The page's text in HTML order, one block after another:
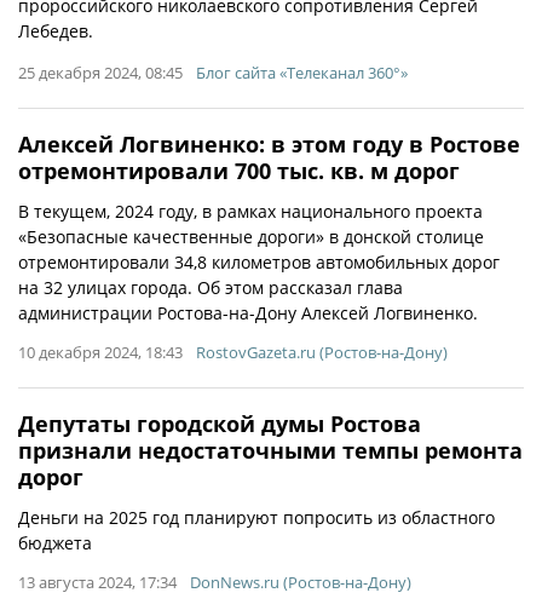
пророссийского николаевского сопротивления Сергей
Лебедев.
25 декабря 2024, 08:45 Блог сайта «Телеканал 360°»
Алексей Логвиненко: в этом году в Ростове
отремонтировали 700 тыс. кв. м дорог
В текущем, 2024 году, в рамках национального проекта
«Безопасные качественные дороги» в донской столице
отремонтировали 34,8 километров автомобильных дорог
на 32 улицах города. Об этом рассказал глава
администрации Ростова-на-Дону Алексей Логвиненко.
10 декабря 2024, 18:43 RostovGazeta.ru (Ростов-на-Дону)
Депутаты городской думы Ростова
признали недостаточными темпы ремонта
дорог
Деньги на 2025 год планируют попросить из областного
бюджета
13 августа 2024, 17:34 DonNews.ru (Ростов-на-Дону)